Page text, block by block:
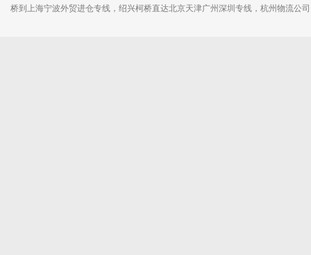
桥到上海宁波外贸进仓专线，绍兴柯桥直达北京天津广州深圳专线，杭州物流公